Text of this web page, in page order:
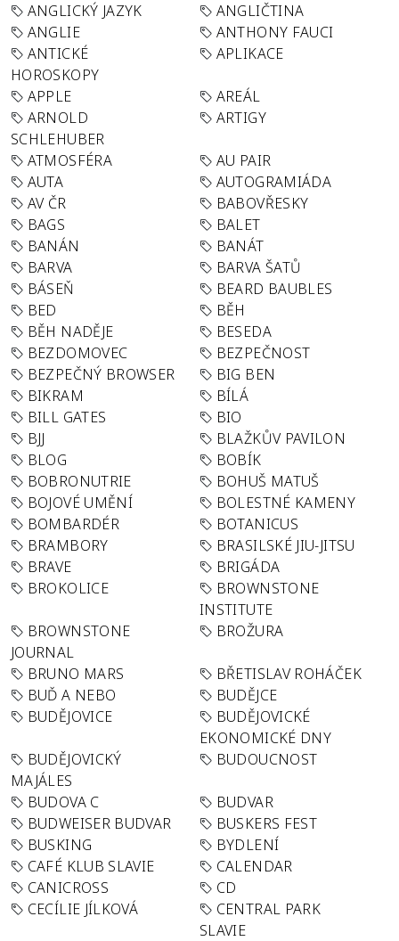
ANGLICKÝ JAZYK
ANGLIČTINA
ANGLIE
ANTHONY FAUCI
ANTICKÉ
HOROSKOPY
APLIKACE
APPLE
AREÁL
ARNOLD
SCHLEHUBER
ARTIGY
ATMOSFÉRA
AU PAIR
AUTA
AUTOGRAMIÁDA
AV ČR
BABOVŘESKY
BAGS
BALET
BANÁN
BANÁT
BARVA
BARVA ŠATŮ
BÁSEŇ
BEARD BAUBLES
BED
BĚH
BĚH NADĚJE
BESEDA
BEZDOMOVEC
BEZPEČNOST
BEZPEČNÝ BROWSER
BIG BEN
BIKRAM
BÍLÁ
BILL GATES
BIO
BJJ
BLAŽKŮV PAVILON
BLOG
BOBÍK
BOBRONUTRIE
BOHUŠ MATUŠ
BOJOVÉ UMĚNÍ
BOLESTNÉ KAMENY
BOMBARDÉR
BOTANICUS
BRAMBORY
BRASILSKÉ JIU-JITSU
BRAVE
BRIGÁDA
BROKOLICE
BROWNSTONE
INSTITUTE
BROWNSTONE
JOURNAL
BROŽURA
BRUNO MARS
BŘETISLAV ROHÁČEK
BUĎ A NEBO
BUDĚJCE
BUDĚJOVICE
BUDĚJOVICKÉ
EKONOMICKÉ DNY
BUDĚJOVICKÝ
MAJÁLES
BUDOUCNOST
BUDOVA C
BUDVAR
BUDWEISER BUDVAR
BUSKERS FEST
BUSKING
BYDLENÍ
CAFÉ KLUB SLAVIE
CALENDAR
CANICROSS
CD
CECÍLIE JÍLKOVÁ
CENTRAL PARK
SLAVIE